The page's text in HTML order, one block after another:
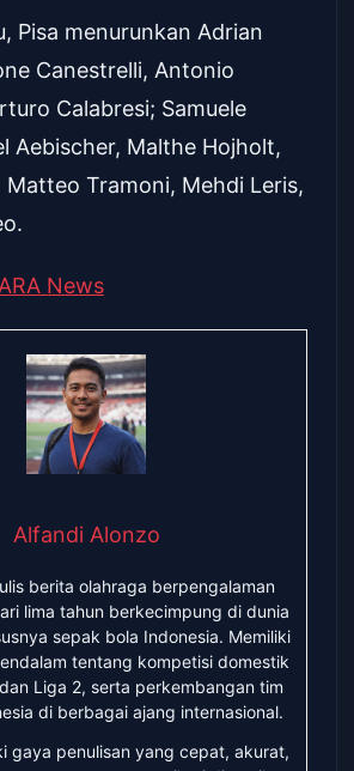
Pisa menurunkan Adrian
Canestrelli, Antonio
Calabresi; Samuele
Aebischer, Malthe Hojholt,
Matteo Tramoni, Mehdi Leris,
News
Alfandi Alonzo
berita olahraga berpengalaman
lima tahun berkecimpung di dunia
sepak bola Indonesia. Memiliki
tentang kompetisi domestik
Liga 2, serta perkembangan tim
di berbagai ajang internasional.
gaya penulisan yang cepat, akurat,